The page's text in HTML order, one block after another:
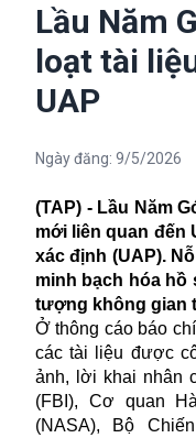
Lầu Năm
loạt tài
UAP
Ngày đăng: 9/5/2026
(TAP) - Lầu Năm
mới liên quan đến
xác định (UAP).
minh bạch hóa hồ
tượng không gian
Ở thông cáo báo
các tài liệu được
ảnh, lời khai nhân
(FBI), Cơ quan
(NASA), Bộ